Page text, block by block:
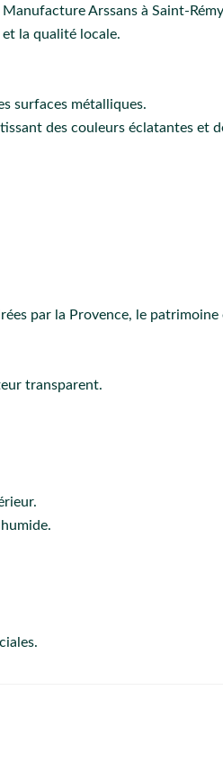
Manufacture Arssans à Saint-
la qualité locale.
surfaces métalliques.
des couleurs éclatantes et
par la Provence, le patrimoine
transparent.